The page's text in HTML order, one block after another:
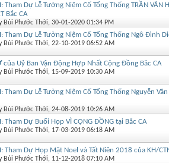
Tham Dự Lễ Tưởng Niệm Cố Tổng Thống TRẦN VĂN
Bắc CA
Bùi Phước Thới, 30-01-2020 01:34 PM
Tham Dự Lễ Tưởng Niệm Cố Tổng Thống Ngô Đình
Bùi Phước Thới, 22-10-2019 06:52 AM
của Uỷ Ban Vận Động Hợp Nhất Cộng Đồng Băc CA
Bùi Phước Thới, 15-09-2019 10:30 AM
Tham Dự Lễ Tưởng Niệm Cố Tổng Thống Nguyễn
Bùi Phước Thới, 24-08-2019 10:26 AM
Tham Dự Buổi Họp VÌ CỘNG ĐỒNG tại Bắc CA
Bùi Phước Thới, 17-03-2019 06:18 AM
Tham Dự Họp Mặt Noel và Tất Niên 2018 của KH/
Bùi Phước Thới, 11-12-2018 07:10 AM